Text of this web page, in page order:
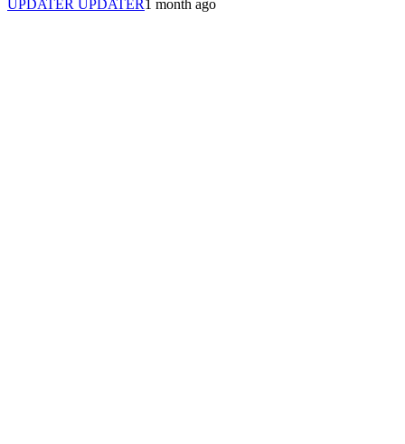
UPDATER UPDATER1 month ago